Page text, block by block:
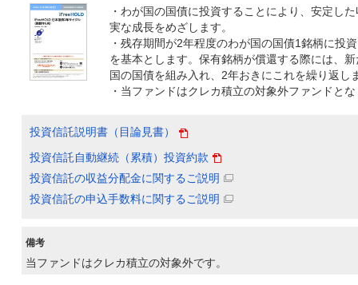
・わが国の国債に投資することにより、安定し
実な成長をめざします。
・残存期間が2年程度のわが国の国債1銘柄に投
を基本とします。保有銘柄が償還する際には、
国の国債を組み入れ、2年おきにこれを繰り返し
・当ファンドはクレカ積立の対象外ファンドと
投資信託説明書（目論見書）
投資信託自動継続（累積）投資約款
投資信託の収益分配金に関するご説明
投資信託の申込手数料に関するご説明
備考
当ファンドはクレカ積立の対象外です。